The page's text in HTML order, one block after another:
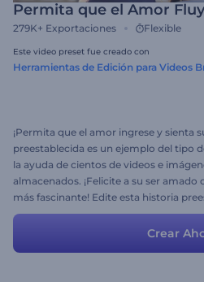
Permita que el Amor
279K+ Exportaciones Flexible
Este video preset fue creado con
Herramientas de Edición para Videos
¡Permita que el amor ingrese y sienta
preestablecida es un ejemplo del tipo
la ayuda de cientos de videos e
almacenados. ¡Felicite a su ser amado
más fascinante! Edite esta historia
mensaje de video de San Valentín
Crear